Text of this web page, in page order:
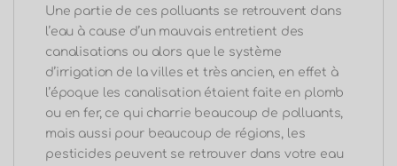
Une partie de ces polluants se retrouvent dans
l’eau à cause d’un mauvais entretient des
canalisations ou alors que le système
d’irrigation de la villes et très ancien, en effet à
l’époque les canalisation étaient faite en plomb
ou en fer, ce qui charrie beaucoup de polluants,
mais aussi pour beaucoup de régions, les
pesticides peuvent se retrouver dans votre eau